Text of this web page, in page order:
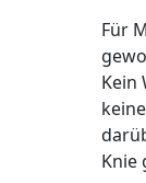
Für
Kein
Knie